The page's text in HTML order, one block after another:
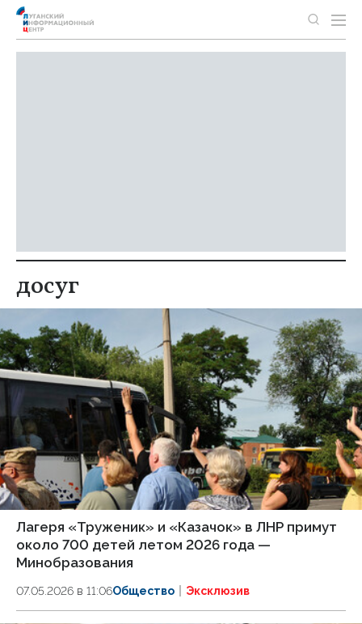
досуг
Лагеря «Труженик» и «Казачок» в ЛНР примут
около 700 детей летом 2026 года —
Минобразования
07.05.2026 в 11:06Общество Эксклюзив